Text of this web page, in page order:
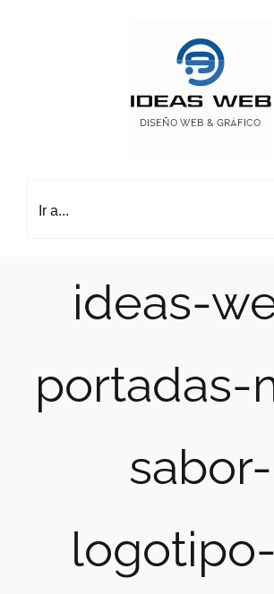
Ir a...
ideas-
portadas-
sabor-